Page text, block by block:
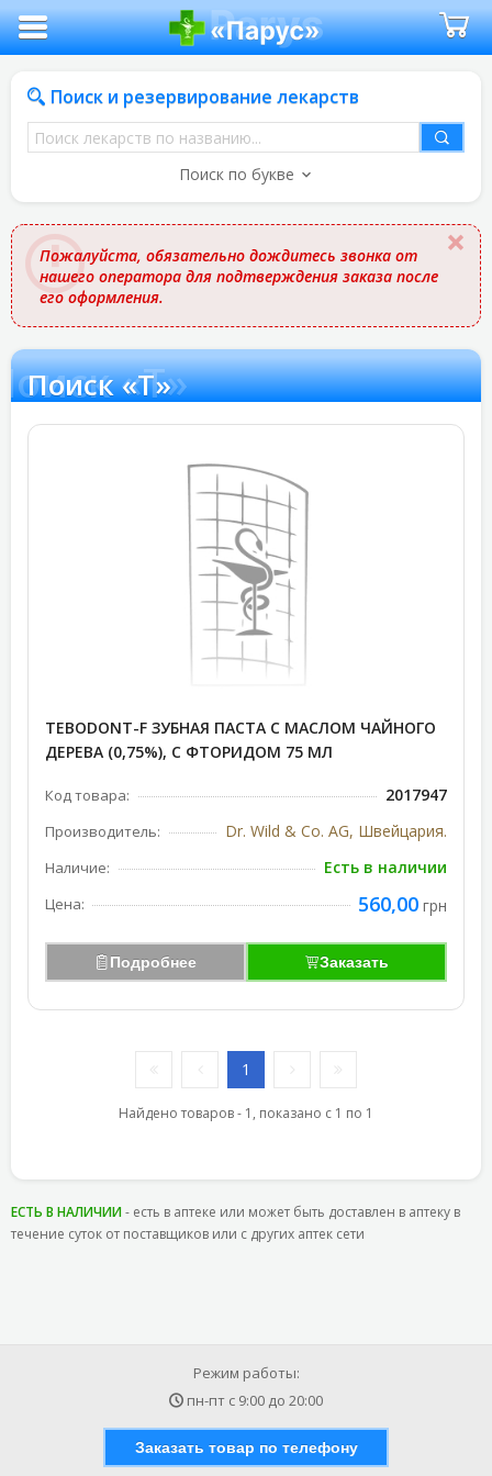
Поиск и резервирование лекарств
Поиск
лекарств
названию
Поиск по букве
Пожалуйста, обязательно дождитесь звонка от
нашего оператора для подтверждения заказа после
его оформления.
«T»
Поиск «T»
TEBODONT-F ЗУБНАЯ ПАСТА С МАСЛОМ ЧАЙНОГО
ДЕРЕВА (0,75%), С ФТОРИДОМ 75 МЛ
Код товара: 2017947
Производитель: Dr. Wild & Co. AG, Швейцария.
Наличие: Есть в наличии
Цена: 560,00 грн
Подробнее Заказать
1
Найдено товаров - 1, показано с 1 по 1
ЕСТЬ В НАЛИЧИИ- есть в аптеке или может быть доставлен в аптеку в
течение суток от поставщиков или с других аптек сети
Режим работы:
пн-пт с 9:00 до 20:00
Заказать товар по телефону